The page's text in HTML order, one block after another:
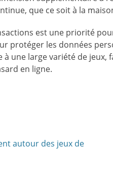
que ce soit à la
est une priorité
protéger les données
à une large variété de
en ligne.
autour des jeux de